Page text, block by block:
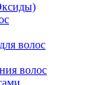
волос
волос